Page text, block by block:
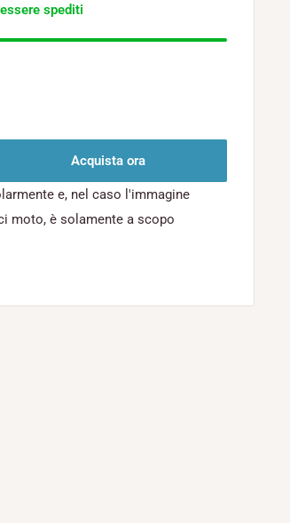
spediti
Acquista ora
e, nel caso l'immagine
moto, è solamente a scopo